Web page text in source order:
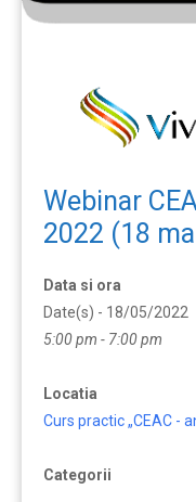
Webinar
2022 (18
Data si ora
Date(s) - 18/05/2022
5:00 pm - 7:00 pm
Locatia
Curs practic „CEAC -
Categorii